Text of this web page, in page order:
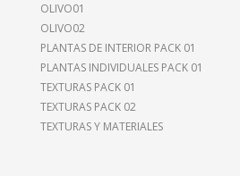
OLIVO01
OLIVO02
PLANTAS DE INTERIOR PACK 01
PLANTAS INDIVIDUALES PACK 01
TEXTURAS PACK 01
TEXTURAS PACK 02
TEXTURAS Y MATERIALES